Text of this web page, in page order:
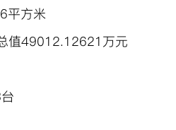
平方米
值49012.12621万元
台